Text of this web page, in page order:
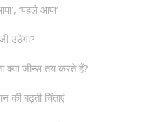
‘पहले आप!’
उठेगा?
क्या जीन्स तय करते हैं?
की बढ़ती चिंताएं